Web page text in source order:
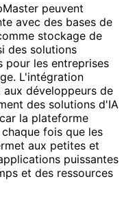
peuvent
avec des bases de
stockage de
des solutions
pour les entreprises
L'intégration
développeurs de
des solutions d'IA
la plateforme
fois que les
aux petites et
puissantes
et des ressources